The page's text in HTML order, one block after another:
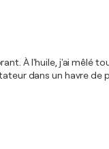
À l'huile, j'ai
dans un havre de